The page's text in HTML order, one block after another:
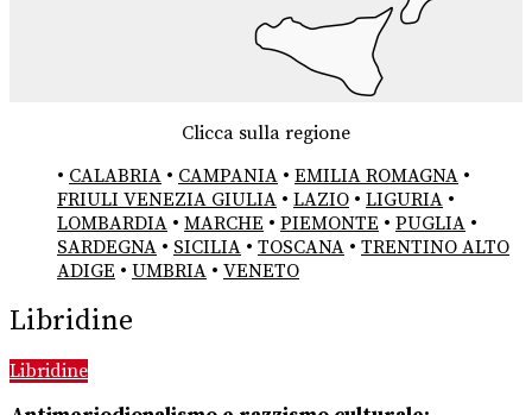
Clicca sulla regione
• CALABRIA • CAMPANIA • EMILIA ROMAGNA •
FRIULI VENEZIA GIULIA • LAZIO • LIGURIA •
LOMBARDIA • MARCHE • PIEMONTE • PUGLIA •
SARDEGNA • SICILIA • TOSCANA • TRENTINO ALTO
ADIGE • UMBRIA • VENETO
Libridine
Libridine